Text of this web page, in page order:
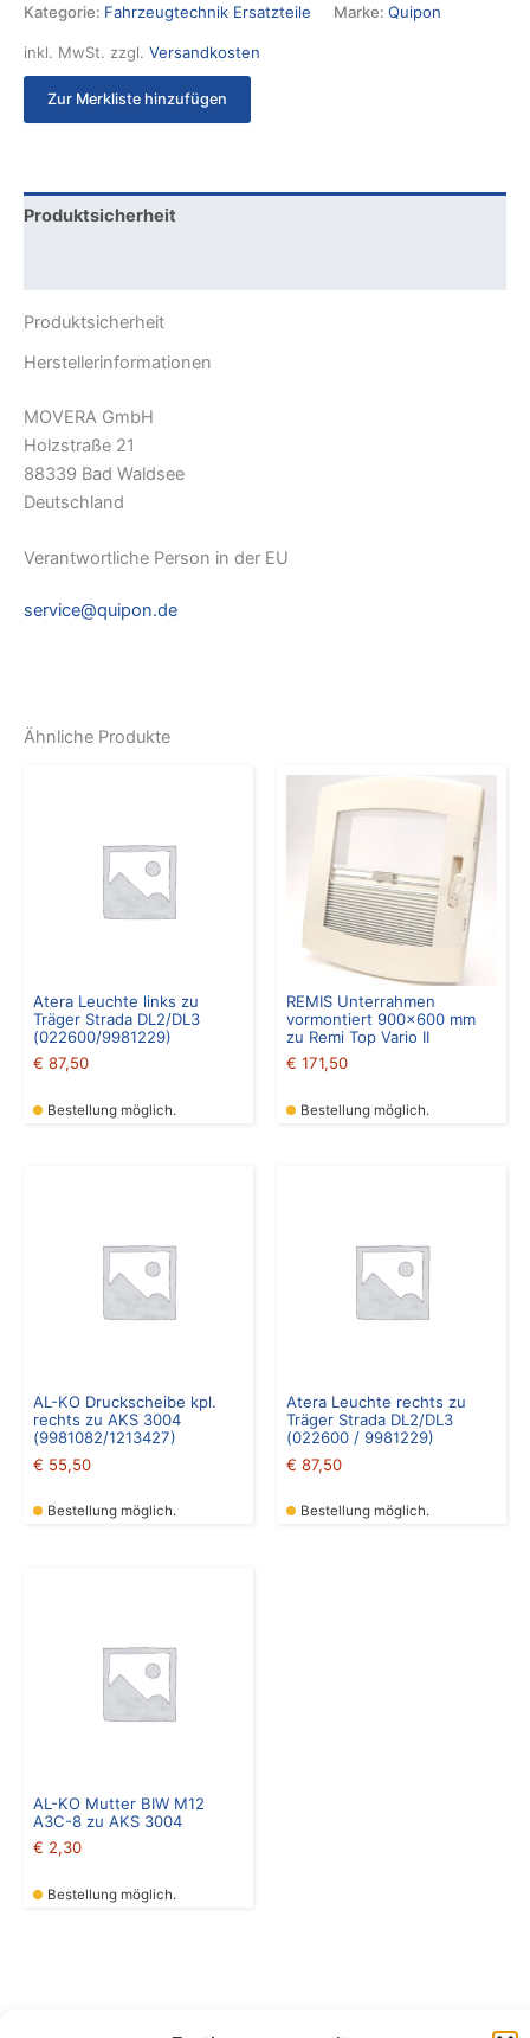
Kategorie: Fahrzeugtechnik Ersatzteile Marke: Quipon
inkl. MwSt. zzgl. Versandkosten
Zur Merkliste hinzufügen
Produktsicherheit
Produktsicherheit
Herstellerinformationen
MOVERA GmbH
Holzstraße 21
88339 Bad Waldsee
Deutschland
Verantwortliche Person in der EU
service@quipon.de
Ähnliche Produkte
Atera Leuchte links zu
Träger Strada DL2/DL3
(022600/9981229)
€ 87,50
Bestellung möglich.
REMIS Unterrahmen
vormontiert 900×600 mm
zu Remi Top Vario II
€ 171,50
Bestellung möglich.
AL-KO Druckscheibe kpl.
rechts zu AKS 3004
(9981082/1213427)
€ 55,50
Bestellung möglich.
Atera Leuchte rechts zu
Träger Strada DL2/DL3
(022600 / 9981229)
€ 87,50
Bestellung möglich.
AL-KO Mutter BIW M12
A3C-8 zu AKS 3004
€ 2,30
Bestellung möglich.